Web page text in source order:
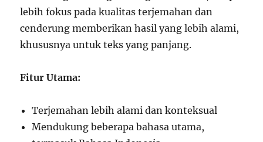
lebih fokus pada kualitas terjemahan dan
cenderung memberikan hasil yang lebih alami,
khususnya untuk teks yang panjang.
Fitur Utama:
Terjemahan lebih alami dan konteksual
Mendukung beberapa bahasa utama,